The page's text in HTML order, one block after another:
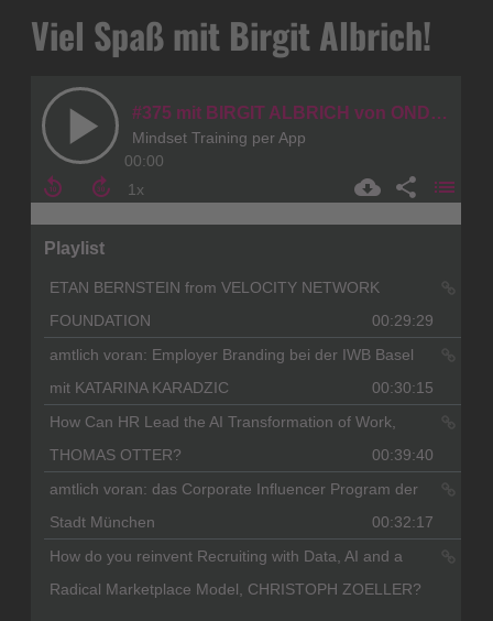
Viel Spaß mit Birgit Albrich!